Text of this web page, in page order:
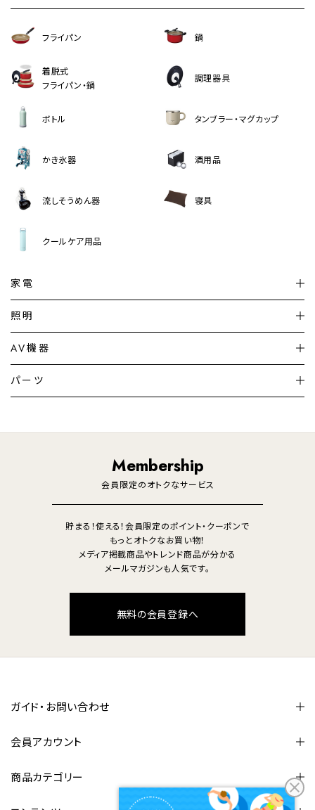
フライパン 鍋
着脱式
フライパン・鍋
調理器具
ボトル タンブラー・マグカップ
かき氷器 酒用品
流しそうめん器 寝具
クールケア用品
家電
加湿器・空気清浄機
暖房機 掃除機
調理家電 生活家電
照明
シーリングライト
デスクライト
AV機器
テレビ
パーツ
Membership
会員限定のオトクなサービス
貯まる！使える！会員限定のポイント・クーポンで
もっとオトクなお買い物！
メディア掲載商品やトレンド商品が分かる
メールマガジンも人気です。
無料の会員登録へ
ガイド・お問い合わせ
会員アカウント
商品カテゴリー